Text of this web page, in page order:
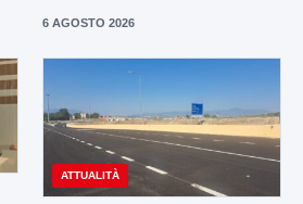
6 AGOSTO 2026
ATTUALITÀ